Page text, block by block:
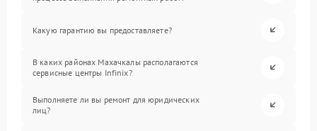
Какую гарантию вы предоставляете?
В каких районах Махачкалы располагаются
сервисные центры Infinix?
Выполняете ли вы ремонт для юридических
лиц?